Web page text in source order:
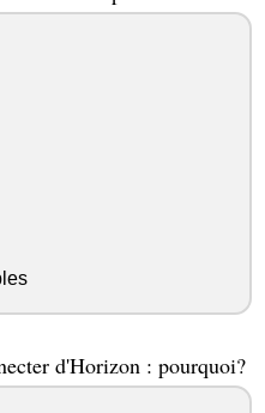
d'Horizon : pourquoi?